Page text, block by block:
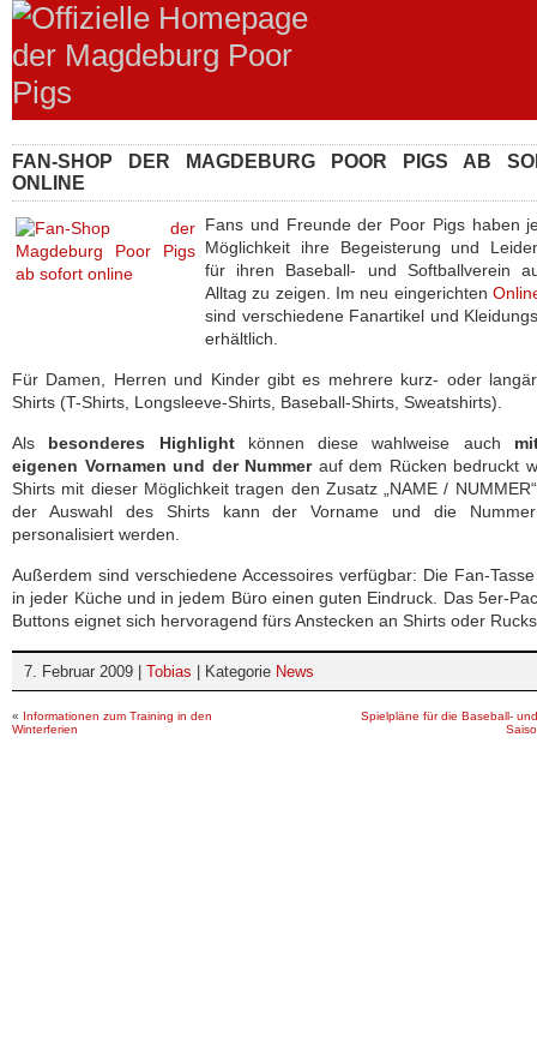
FAN-SHOP DER MAGDEBURG POOR PIGS AB
ONLINE
Fans und Freunde der Poor Pigs haben
Möglichkeit ihre Begeisterung und
für ihren Baseball- und Softballverein
Alltag zu zeigen. Im neu eingerichten
sind verschiedene Fanartikel und
erhältlich.
Für Damen, Herren und Kinder gibt es mehrere kurz- oder
Shirts (T-Shirts, Longsleeve-Shirts, Baseball-Shirts, Sweatshirts).
Als besonderes Highlightkönnen diese wahlweise auch
eigenen Vornamen und der Nummerauf dem Rücken bedruckt
Shirts mit dieser Möglichkeit tragen den Zusatz „NAME /
der Auswahl des Shirts kann der Vorname und die
personalisiert werden.
Außerdem sind verschiedene Accessoires verfügbar: Die Fan-
in jeder Küche und in jedem Büro einen guten Eindruck. Das 5er-
Buttons eignet sich hervoragend fürs Anstecken an Shirts oder
7. Februar 2009 | Tobias | Kategorie News
« Informationen zum Training in den
Winterferien
Spielpläne für die Baseball-